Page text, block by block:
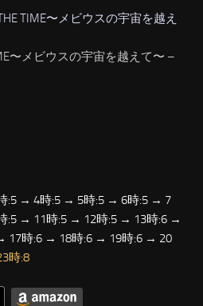
TIME〜メビウスの宇宙を越え
〜メビウスの宇宙を越えて〜 –
:5 → 4時:5 → 5時:5 → 6時:5 → 7
:5 → 11時:5 → 12時:5 → 13時:6 →
17時:6 → 18時:6 → 19時:6 → 20
時:8